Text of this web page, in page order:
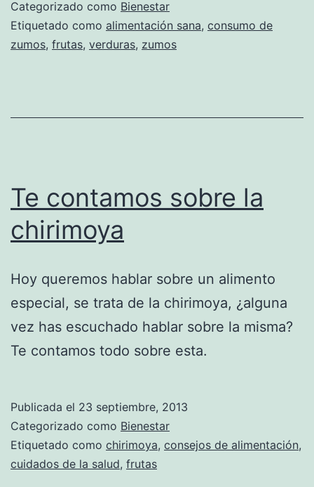
Categorizado como Bienestar
Etiquetado como alimentación sana, consumo de
zumos, frutas, verduras, zumos
Te contamos sobre la
chirimoya
Hoy queremos hablar sobre un alimento
especial, se trata de la chirimoya, ¿alguna
vez has escuchado hablar sobre la misma?
Te contamos todo sobre esta.
Publicada el 23 septiembre, 2013
Categorizado como Bienestar
Etiquetado como chirimoya, consejos de alimentación,
cuidados de la salud, frutas